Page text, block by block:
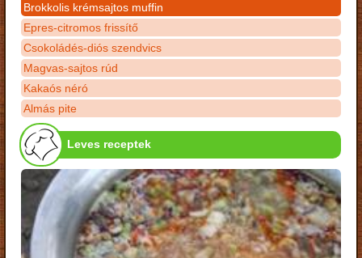
Brokkolis krémsajtos muffin
Epres-citromos frissítő
Csokoládés-diós szendvics
Magvas-sajtos rúd
Kakaós néró
Almás pite
Leves receptek